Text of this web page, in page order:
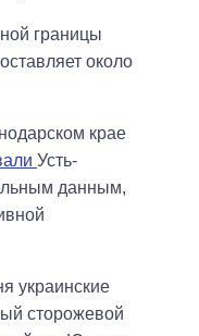
границы
около
крае
Усть-
данным,
украинские
сторожевой